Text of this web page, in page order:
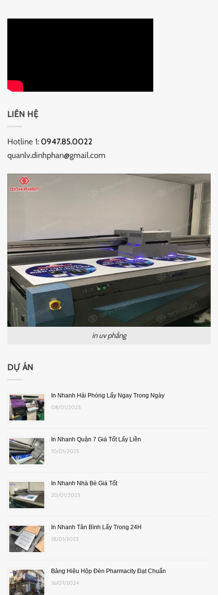
LIÊN HỆ
Hotline 1: 0947.85.0022
quanlv.dinhphan@gmail.com
in uv phẳng
DỰ ÁN
In Nhanh Hải Phòng Lấy Ngay Trong Ngày
08/01/2025
In Nhanh Quận 7 Giá Tốt Lấy Liền
10/01/2025
In Nhanh Nhà Bè Giá Tốt
20/01/2025
In Nhanh Tân Bình Lấy Trong 24H
18/01/2025
Bảng Hiệu Hộp Đèn Pharmacity Đạt Chuẩn
16/07/2024